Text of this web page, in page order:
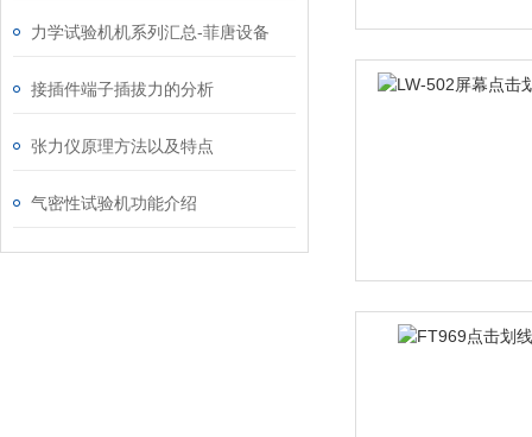
力学试验机机系列汇总-菲唐设备
接插件端子插拔力的分析
张力仪原理方法以及特点
气密性试验机功能介绍